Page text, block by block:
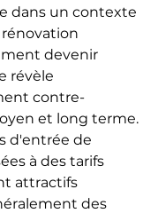
dans un contexte
devenir
révèle
contre-
et long terme.
d'entrée de
à des tarifs
attractifs
des